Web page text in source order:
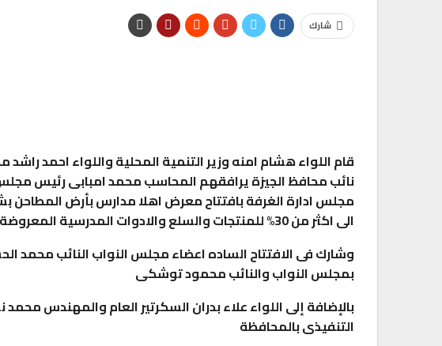
شارك
قام اللواء هشام امنه وزير التنمية المحلية واللواء احمد راشد
نائب محافظ الجيزة يرافقهم المحاسب محمد امبابى رئيس مجلس
مجلس ادارة الغرفة بافتتاح معرض اهلا مدارس بأرض
الى اكثر من 30% للمنتجات والسلع والادوات المدرسية المعروضة بالمعرض
وشارك فى الافتتاح الساده اعضاء مجلس النواب النائب محمد
بمجلس النواب والنائب محمود توشكى
بالإضافة إلى اللواء علاء بدران السكرتير العام والمهندس محمد
التنفيذى بالمحافظة
تقارير